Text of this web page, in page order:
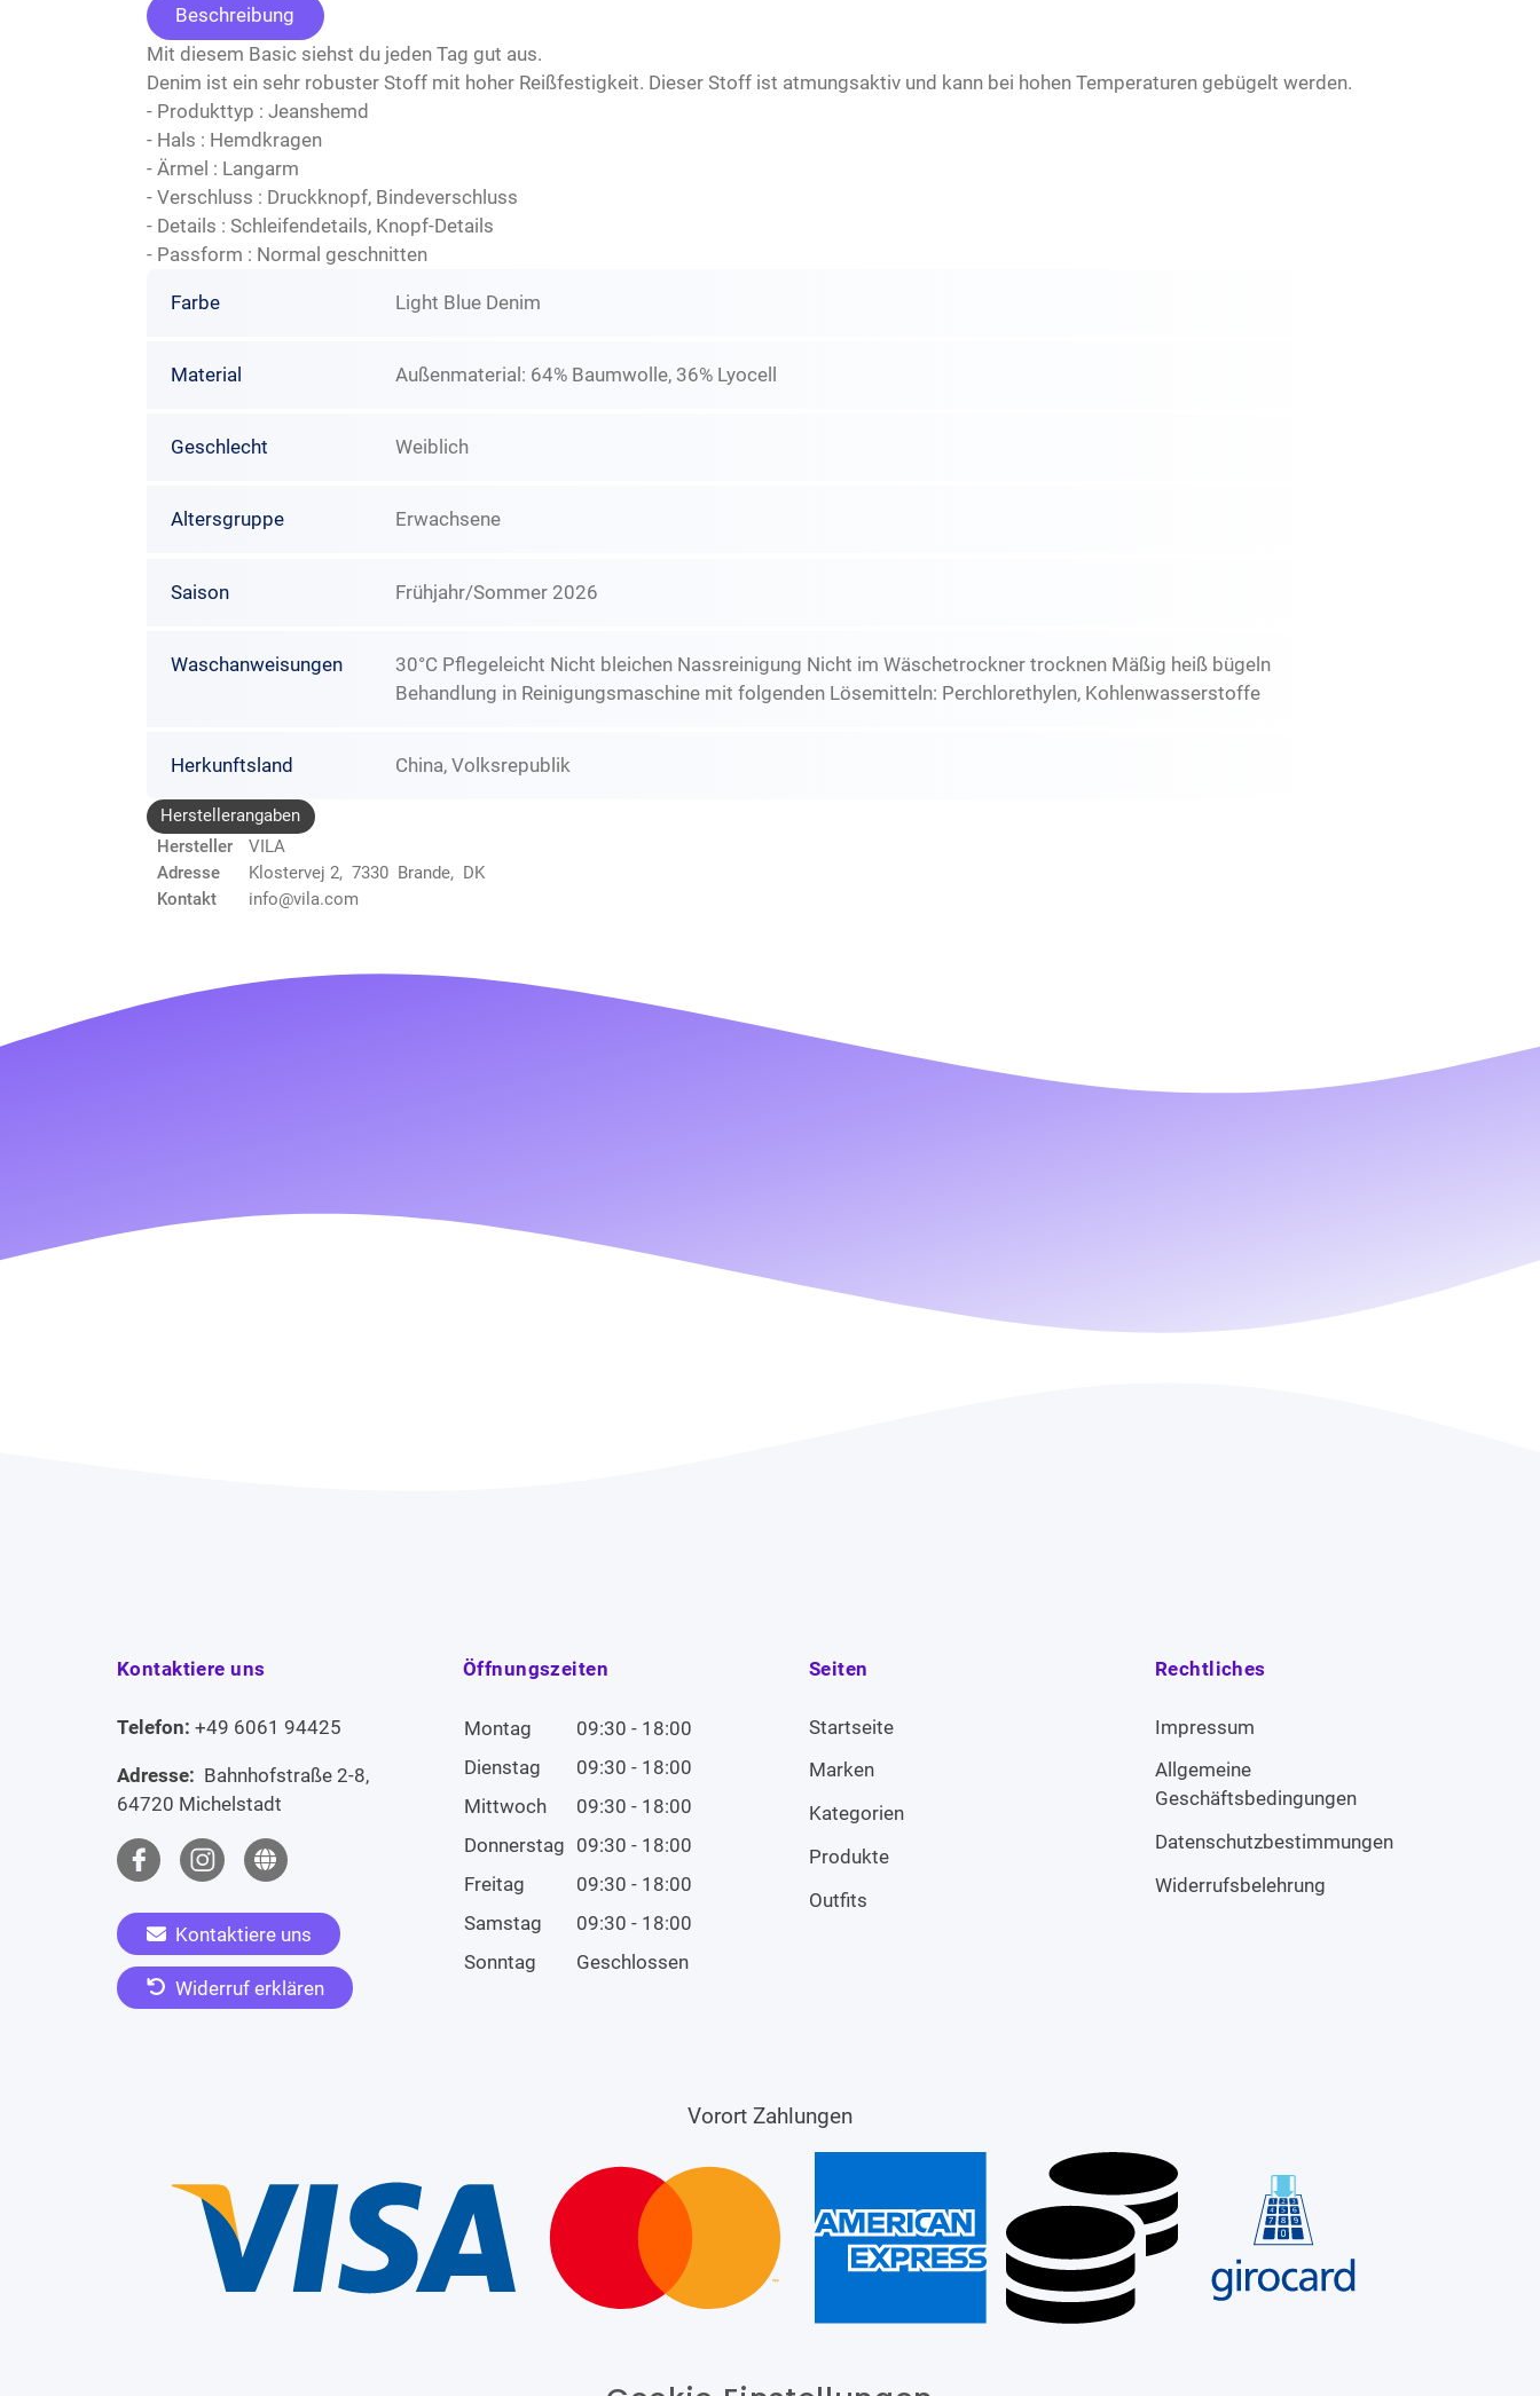
Beschreibung
Mit diesem Basic siehst du jeden Tag gut aus.
Denim ist ein sehr robuster Stoff mit hoher Reißfestigkeit. Dieser Stoff ist atmungsaktiv und kann bei hohen Temperaturen gebügelt werden.
- Produkttyp : Jeanshemd
- Hals : Hemdkragen
- Ärmel : Langarm
- Verschluss : Druckknopf, Bindeverschluss
- Details : Schleifendetails, Knopf-Details
- Passform : Normal geschnitten
Farbe Light Blue Denim
Material Außenmaterial: 64% Baumwolle, 36% Lyocell
Geschlecht Weiblich
Altersgruppe Erwachsene
Saison Frühjahr/Sommer 2026
Waschanweisungen
30°C Pflegeleicht Nicht bleichen Nassreinigung Nicht im Wäschetrockner trocknen Mäßig heiß bügeln
Behandlung in Reinigungsmaschine mit folgenden Lösemitteln: Perchlorethylen, Kohlenwasserstoffe
Herkunftsland China, Volksrepublik
Herstellerangaben
Hersteller
VILA
Adresse
Klostervej 2, 7330 Brande, DK
Kontakt
info@vila.com
Kontaktiere uns
Telefon: +49 6061 94425
Adresse: Bahnhofstraße 2-8,
64720 Michelstadt
Kontaktiere uns
Widerruf erklären
Öffnungszeiten
Montag
09:30 - 18:00
Dienstag
09:30 - 18:00
Mittwoch
09:30 - 18:00
Donnerstag 09:30 - 18:00
Freitag
09:30 - 18:00
Samstag
09:30 - 18:00
Sonntag
Geschlossen
Seiten
Startseite
Marken
Kategorien
Produkte
Outfits
Rechtliches
Impressum
Allgemeine
Geschäftsbedingungen
Datenschutzbestimmungen
Widerrufsbelehrung
Vorort Zahlungen